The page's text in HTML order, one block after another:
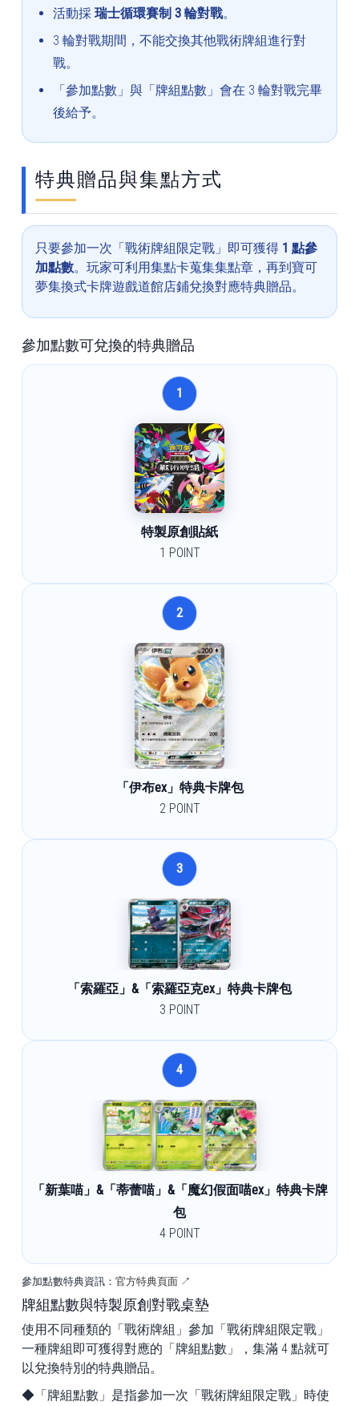
活動採 瑞士循環賽制 3 輪對戰。
3 輪對戰期間，不能交換其他戰術牌組進行對
戰。
「參加點數」與「牌組點數」會在 3 輪對戰完畢
後給予。
特典贈品與集點方式
只要參加一次「戰術牌組限定戰」即可獲得 1 點參
加點數。玩家可利用集點卡蒐集集點章，再到寶可
夢集換式卡牌遊戲道館店鋪兌換對應特典贈品。
參加點數可兌換的特典贈品
1
特製原創貼紙
1 POINT
2
「伊布ex」特典卡牌包
2 POINT
3
「索羅亞」&「索羅亞克ex」特典卡牌包
3 POINT
4
「新葉喵」&「蒂蕾喵」&「魔幻假面喵ex」特典卡牌
包
4 POINT
參加點數特典資訊： 官方特典頁面 ↗
牌組點數與特製原創對戰桌墊
使用不同種類的「戰術牌組」參加「戰術牌組限定戰」
一種牌組即可獲得對應的「牌組點數」，集滿 4 點就可
以兌換特別的特典贈品。
◆「牌組點數」是指參加一次「戰術牌組限定戰」時使